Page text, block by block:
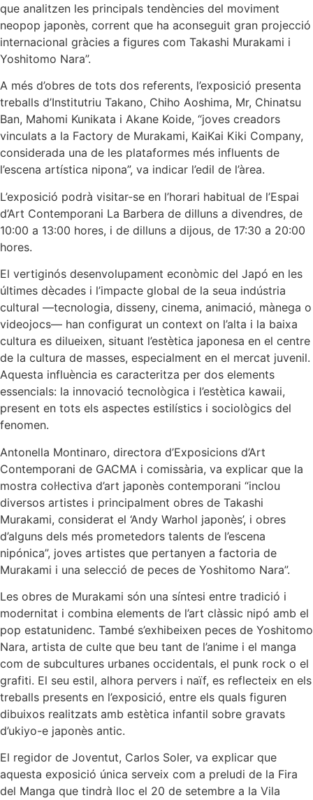
que analitzen les principals tendències del moviment
neopop japonès, corrent que ha aconseguit gran projecció
internacional gràcies a figures com Takashi Murakami i
Yoshitomo Nara”.
A més d’obres de tots dos referents, l’exposició presenta
treballs d’Institutriu Takano, Chiho Aoshima, Mr, Chinatsu
Ban, Mahomi Kunikata i Akane Koide, “joves creadors
vinculats a la Factory de Murakami, KaiKai Kiki Company,
considerada una de les plataformes més influents de
l’escena artística nipona”, va indicar l’edil de l’àrea.
L’exposició podrà visitar-se en l’horari habitual de l’Espai
d’Art Contemporani La Barbera de dilluns a divendres, de
10:00 a 13:00 hores, i de dilluns a dijous, de 17:30 a 20:00
hores.
El vertiginós desenvolupament econòmic del Japó en les
últimes dècades i l’impacte global de la seua indústria
cultural —tecnologia, disseny, cinema, animació, mànega o
videojocs— han configurat un context on l’alta i la baixa
cultura es dilueixen, situant l’estètica japonesa en el centre
de la cultura de masses, especialment en el mercat juvenil.
Aquesta influència es caracteritza per dos elements
essencials: la innovació tecnològica i l’estètica kawaii,
present en tots els aspectes estilístics i sociològics del
fenomen.
Antonella Montinaro, directora d’Exposicions d’Art
Contemporani de GACMA i comissària, va explicar que la
mostra col·lectiva d’art japonès contemporani “inclou
diversos artistes i principalment obres de Takashi
Murakami, considerat el ‘Andy Warhol japonès’, i obres
d’alguns dels més prometedors talents de l’escena
nipónica”, joves artistes que pertanyen a factoria de
Murakami i una selecció de peces de Yoshitomo Nara”.
Les obres de Murakami són una síntesi entre tradició i
modernitat i combina elements de l’art clàssic nipó amb el
pop estatunidenc. També s’exhibeixen peces de Yoshitomo
Nara, artista de culte que beu tant de l’anime i el manga
com de subcultures urbanes occidentals, el punk rock o el
grafiti. El seu estil, alhora pervers i naïf, es reflecteix en els
treballs presents en l’exposició, entre els quals figuren
dibuixos realitzats amb estètica infantil sobre gravats
d’ukiyo-e japonès antic.
El regidor de Joventut, Carlos Soler, va explicar que
aquesta exposició única serveix com a preludi de la Fira
del Manga que tindrà lloc el 20 de setembre a la Vila